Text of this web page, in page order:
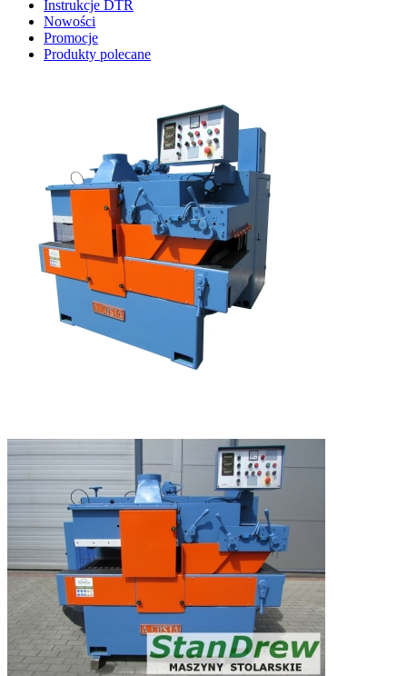
Instrukcje DTR
Nowości
Promocje
Produkty polecane